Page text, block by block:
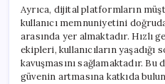
Ayrıca, dijital platformların
kullanıcı memnuniyetini
arasında yer almaktadır. Hızlı
ekipleri, kullanıcıların yaşadığı
kavuşmasını sağlamaktadır.
güvenin artmasına katkıda